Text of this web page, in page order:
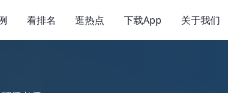
看排名 逛热点 下载App 关于我们